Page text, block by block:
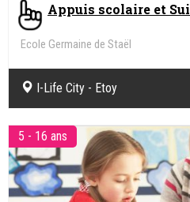
Appuis scolaire et
Ecole Germaine de Staël
I-Life City - Etoy
5 - 16 ans